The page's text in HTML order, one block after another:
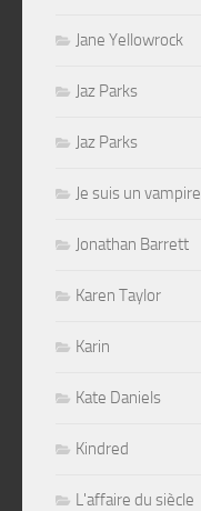
Jane Yellowrock
Jaz Parks
Jaz Parks
Je suis un vampire
Jonathan Barrett
Karen Taylor
Karin
Kate Daniels
Kindred
L'affaire du siècle